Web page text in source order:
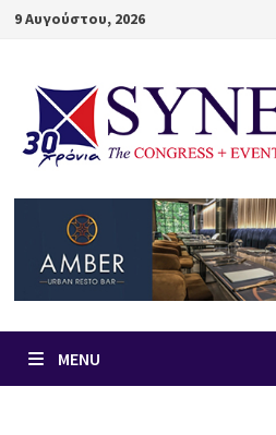
Skip9 Αυγούστου, 2026
MENU